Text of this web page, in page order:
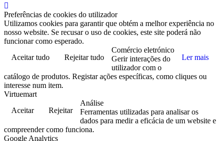
Preferências de cookies do utilizador
Utilizamos cookies para garantir que obtém a melhor experiência no
nosso website. Se recusar o uso de cookies, este site poderá não
funcionar como esperado.
Aceitar tudo
Rejeitar tudo Ler mais
Comércio eletrónico
Gerir interações do
utilizador com o
catálogo de produtos. Registar ações específicas, como cliques ou
interesse num item.
Virtuemart
Aceitar
Rejeitar
Análise
Ferramentas utilizadas para analisar os
dados para medir a eficácia de um website e
compreender como funciona.
Google Analytics